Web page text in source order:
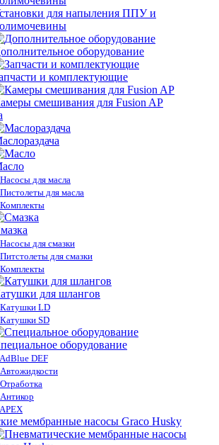
для напыления ППУ и
оборудование
и комплектующие
смешивания для Fusion AP
для масла
для масла
для смазки
для смазки
для шлангов
LD
SD
оборудование
DEF
мембранные насосы Graco Husky